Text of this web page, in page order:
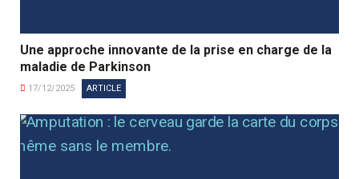
Une approche innovante de la prise en charge de la
maladie de Parkinson
17/12/2025 ARTICLE